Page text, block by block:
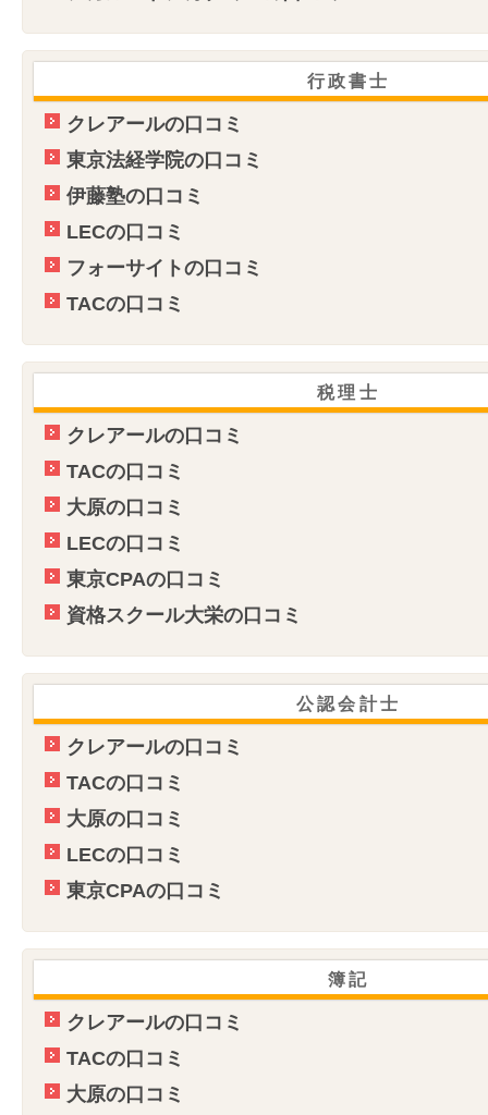
行政書士
クレアールの口コミ
東京法経学院の口コミ
伊藤塾の口コミ
LECの口コミ
フォーサイトの口コミ
TACの口コミ
税理士
クレアールの口コミ
TACの口コミ
大原の口コミ
LECの口コミ
東京CPAの口コミ
資格スクール大栄の口コミ
公認会計士
クレアールの口コミ
TACの口コミ
大原の口コミ
LECの口コミ
東京CPAの口コミ
簿記
クレアールの口コミ
TACの口コミ
大原の口コミ